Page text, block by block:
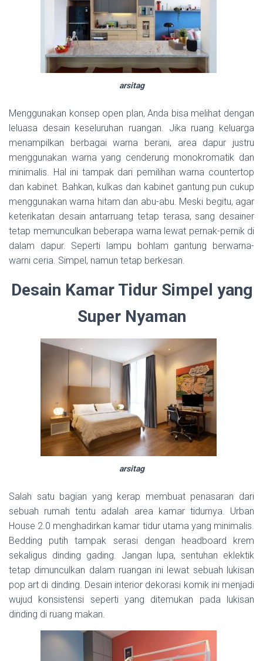
arsitag
Menggunakan konsep open plan, Anda bisa melihat dengan
leluasa desain keseluruhan ruangan. Jika ruang keluarga
menampilkan berbagai warna berani, area dapur justru
menggunakan warna yang cenderung monokromatik dan
minimalis. Hal ini tampak dari pemilihan warna countertop
dan kabinet. Bahkan, kulkas dan kabinet gantung pun cukup
menggunakan warna hitam dan abu-abu. Meski begitu, agar
keterikatan desain antarruang tetap terasa, sang desainer
tetap memunculkan beberapa warna lewat pernak-pernik di
dalam dapur. Seperti lampu bohlam gantung berwarna-
warni ceria. Simpel, namun tetap berkesan.
Desain Kamar Tidur Simpel yang
Super Nyaman
arsitag
Salah satu bagian yang kerap membuat penasaran dari
sebuah rumah tentu adalah area kamar tidurnya. Urban
House 2.0 menghadirkan kamar tidur utama yang minimalis.
Bedding putih tampak serasi dengan headboard krem
sekaligus dinding gading. Jangan lupa, sentuhan eklektik
tetap dimunculkan dalam ruangan ini lewat sebuah lukisan
pop art di dinding. Desain interior dekorasi komik ini menjadi
wujud konsistensi seperti yang ditemukan pada lukisan
dinding di ruang makan.